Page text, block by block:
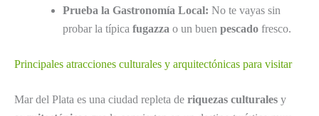
Prueba la Gastronomía Local: No te vayas sin
probar la típica fugazza o un buen pescado fresco.
Principales atracciones culturales y arquitectónicas para visitar
Mar del Plata es una ciudad repleta de riquezas culturales y